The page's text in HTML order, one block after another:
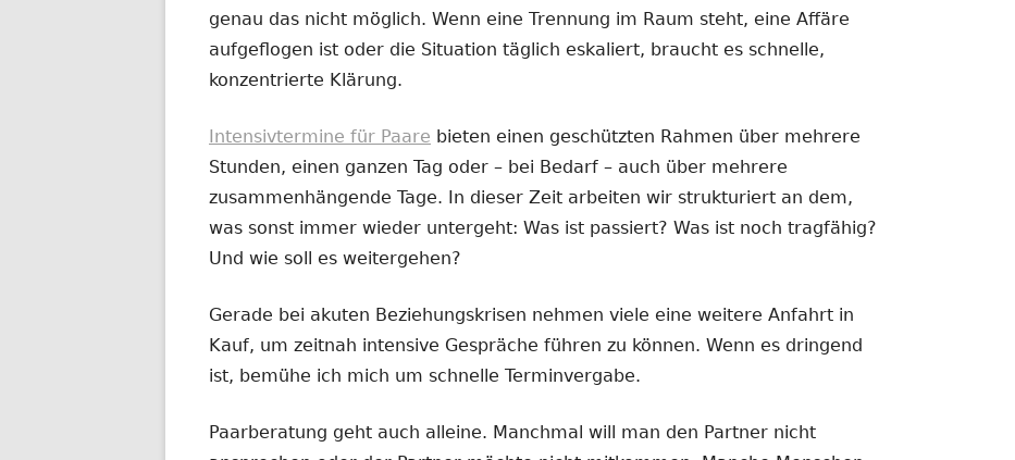
genau das nicht möglich. Wenn eine Trennung im Raum steht, eine Affäre
aufgeflogen ist oder die Situation täglich eskaliert, braucht es schnelle,
konzentrierte Klärung.
Intensivtermine für Paare bieten einen geschützten Rahmen über mehrere
Stunden, einen ganzen Tag oder – bei Bedarf – auch über mehrere
zusammenhängende Tage. In dieser Zeit arbeiten wir strukturiert an dem,
was sonst immer wieder untergeht: Was ist passiert? Was ist noch tragfähig?
Und wie soll es weitergehen?
Gerade bei akuten Beziehungskrisen nehmen viele eine weitere Anfahrt in
Kauf, um zeitnah intensive Gespräche führen zu können. Wenn es dringend
ist, bemühe ich mich um schnelle Terminvergabe.
Paarberatung geht auch alleine. Manchmal will man den Partner nicht